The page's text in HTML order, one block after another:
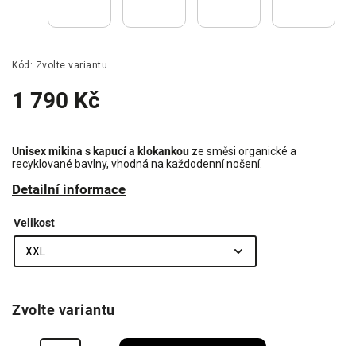
Kód: Zvolte variantu
1 790 Kč
Unisex mikina s kapucí a klokankou ze směsi organické a
recyklované bavlny, vhodná na každodenní nošení.
Detailní informace
Velikost
Zvolte variantu